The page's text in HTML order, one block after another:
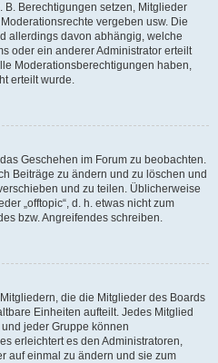
B. Berechtigungen setzen, Mitglieder
vergeben usw. Die
allerdings davon abhängig, welche
oder ein anderer Administrator erteilt
Moderationsberechtigungen haben,
erteilt wurde.
Geschehen im Forum zu beobachten.
Beiträge zu ändern und zu löschen und
und zu teilen. Üblicherweise
„offtopic“, d. h. etwas nicht zum
bzw. Angreifendes schreiben.
die die Mitglieder des Boards
Einheiten aufteilt. Jedes Mitglied
jeder Gruppe können
erleichtert es den Administratoren,
auf einmal zu ändern und sie zum